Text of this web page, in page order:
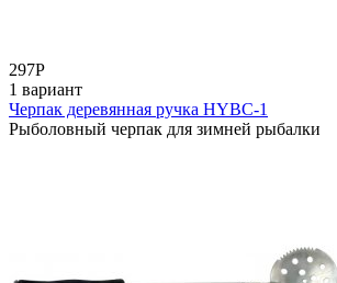
297Р
1 вариант
Черпак деревянная ручка HYBC-1
Рыболовный черпак для зимней рыбалки